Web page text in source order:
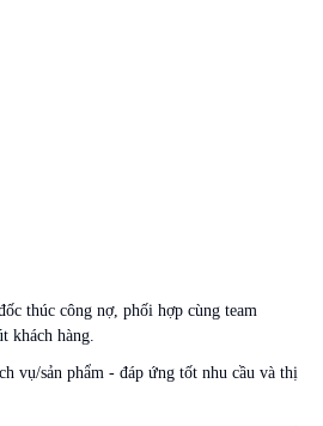
thúc công nợ, phối hợp cùng team
khách hàng.
vụ/sản phẩm - đáp ứng tốt nhu cầu và thị